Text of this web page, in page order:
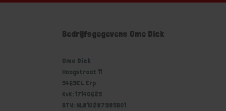
Bedrijfsgegevens Ome Dick
Ome Dick
Hoogstraat 11
5469EL Erp
KvK: 17140625
BTW: NL810287985B01